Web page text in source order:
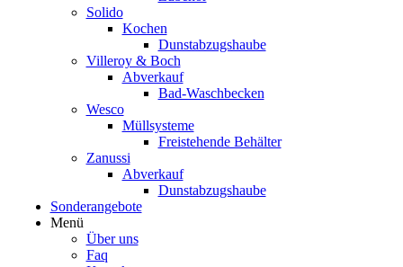
Solido
Kochen
Dunstabzugshaube
Villeroy & Boch
Abverkauf
Bad-Waschbecken
Wesco
Müllsysteme
Freistehende Behälter
Zanussi
Abverkauf
Dunstabzugshaube
Sonderangebote
Menü
Über uns
Faq